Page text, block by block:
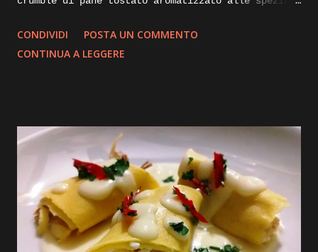
impreziosire e dare croccantezza ai mie piatti.
Ingredienti: mollica di pane non troppo fresca un
portiamola in una padella calda, la fiamma dovrà
essere bassissima, aggiungiamoci un paio di foglie
di alloro e uno spicchio d’aglio sbucciato,
iniziamo la tostatura mescolando insieme il
composto con l’aiuto di una paletta, dopo qualche
minuto aggiungiamo un cucchiaio di olio evo per
CONDIVIDI
POSTA UN COMMENTO
CONTINUA A LEGGERE